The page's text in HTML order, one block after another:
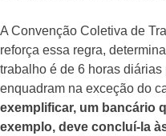
A Convenção Coletiva de
reforça essa regra,
trabalho é de 6 horas
enquadram na exceção do
exemplificar, um bancário
exemplo, deve concluí-la